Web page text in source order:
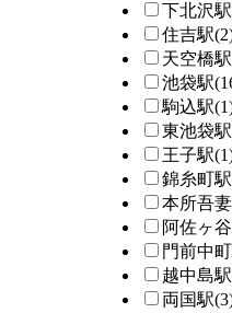
下北沢駅
住吉駅
天空橋駅
池袋駅
駒込駅
東池袋駅
王子駅
錦糸町駅
本所吾
阿佐ヶ
門前中
越中島駅
両国駅